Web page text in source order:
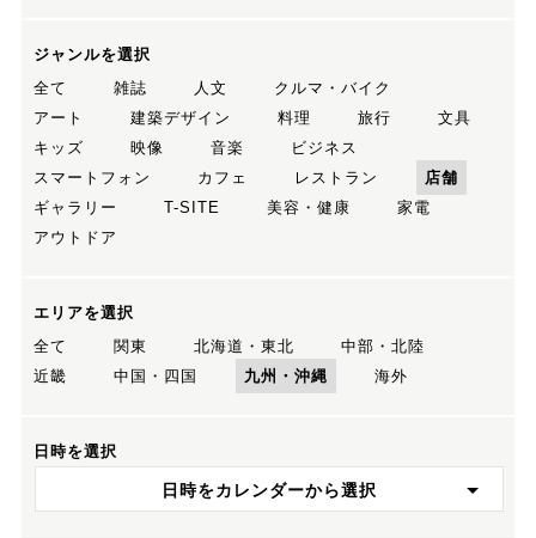
ジャンルを選択
全て
雑誌 人文
クルマ・バイク
アート
建築デザイン 料理 旅行
文具
キッズ
映像 音楽
ビジネス
スマートフォン
カフェ レストラン
店舗
ギャラリー
T-SITE 美容・健康
家電
アウトドア
エリアを選択
全て
関東 北海道・東北
中部・北陸
近畿
中国・四国 九州・沖縄 海外
日時を選択
日時をカレンダーから選択